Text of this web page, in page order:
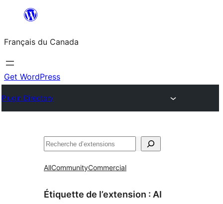
contenu
Français du Canada
Get WordPress
Plugin Directory
Recherche
AllCommunityCommercial
Étiquette de l’extension : AI